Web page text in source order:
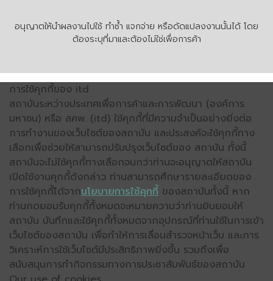
อนุญาตให้นำผลงานไปใช้ ทำซ้ำ แจกจ่าย หรือดัดแปลงงานนั้นได้ โดย
ต้องระบุที่มาและต้องไม่ใช่เพื่อการค้า
การใช้คุกกี้ของ itd
สถาบันระหว่างประเทศเพื่อการค้าและการพัฒนา (องค์การ
มหาชน) หรือ สคพ. (itd) ใช้คุกกี้ที่มีความจำเป็นอย่างยิ่งต่อ
การทำงานของเว็บไซต์ของสถาบัน และประสงค์จะใช้คุกกี้ทาง
เลือกเพื่อช่วยให้สามารถปรับปรุงเว็บไซต์ของ สถาบัน ทั้งนี้
สถาบันจะไม่ใช้คุกกี้ทางเลือกจนกว่าท่านจะอนุญาตให้สถาบัน
เปิดใช้งานคุกกี้ดังกล่าว ท่านสามารถศึกษารายละเอียดของ
การใช้คุกกี้ได้จากนโยบายการใช้คุกกี้ ของสถาบันทั้งนี้ หาก
ท่านกดยอมรับคุกกี้ทั้งหมดจะหมายความว่าท่านยินยอมให้
สถาบัน บันทึกและใช้คุกกี้ทั้งหมดจากอุปกรณ์ที่ท่านใช้ในการเข้า
เว็บไซต์ของสถาบัน เพื่อทำให้การเลื่อนสำรวจหน้าเว็บ และการ
วิเคราะห์การใช้เว็บไซต์มีประสิทธิภาพยิ่งขึ้น รวมถึงเพื่อ
สนับสนุนการทำกิจกรรมทางการประชาสัมพันธ์ของสถาบัน